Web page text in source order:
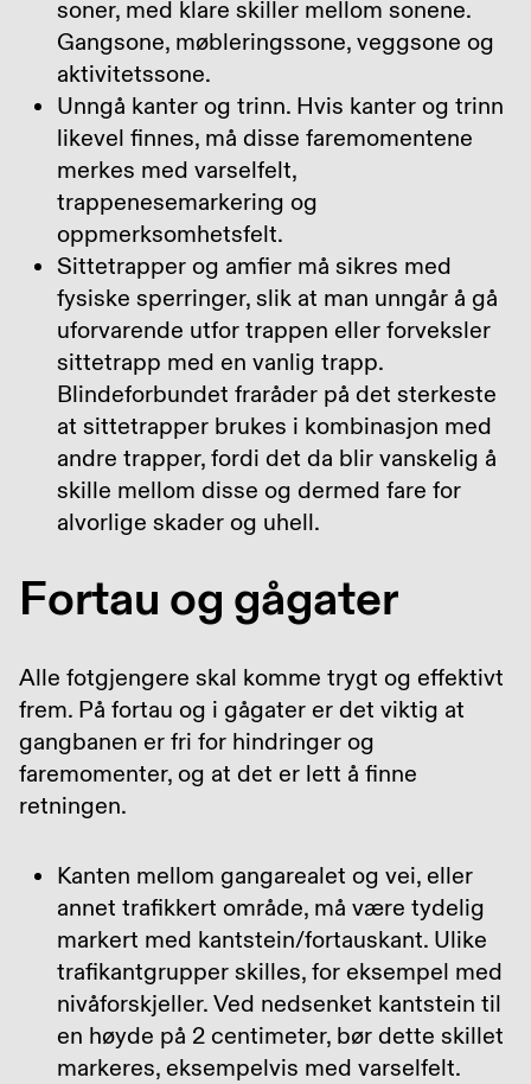
soner, med klare skiller mellom sonene.
Gangsone, møbleringssone, veggsone og
aktivitetssone.
Unngå kanter og trinn. Hvis kanter og trinn
likevel finnes, må disse faremomentene
merkes med varselfelt,
trappenesemarkering og
oppmerksomhetsfelt.
Sittetrapper og amfier må sikres med
fysiske sperringer, slik at man unngår å gå
uforvarende utfor trappen eller forveksler
sittetrapp med en vanlig trapp.
Blindeforbundet fraråder på det sterkeste
at sittetrapper brukes i kombinasjon med
andre trapper, fordi det da blir vanskelig å
skille mellom disse og dermed fare for
alvorlige skader og uhell.
Fortau og gågater
Alle fotgjengere skal komme trygt og effektivt
frem. På fortau og i gågater er det viktig at
gangbanen er fri for hindringer og
faremomenter, og at det er lett å finne
retningen.
Kanten mellom gangarealet og vei, eller
annet trafikkert område, må være tydelig
markert med kantstein/fortauskant. Ulike
trafikantgrupper skilles, for eksempel med
nivåforskjeller. Ved nedsenket kantstein til
en høyde på 2 centimeter, bør dette skillet
markeres, eksempelvis med varselfelt.